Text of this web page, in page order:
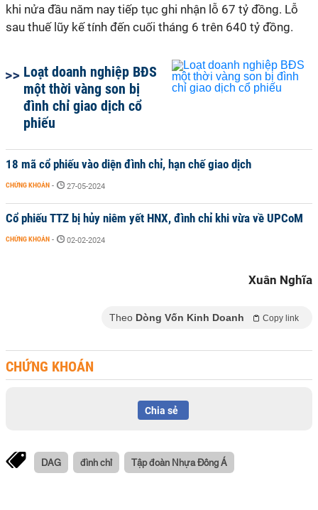
khi nửa đầu năm nay tiếp tục ghi nhận lỗ 67 tỷ đồng. Lỗ
sau thuế lũy kế tính đến cuối tháng 6 trên 640 tỷ đồng.
Loạt doanh nghiệp BĐS
một thời vàng son bị
đình chỉ giao dịch cổ
phiếu
18 mã cổ phiếu vào diện đình chỉ, hạn chế giao dịch
CHỨNG KHOÁN - 27-05-2024
Cổ phiếu TTZ bị hủy niêm yết HNX, đình chỉ khi vừa về UPCoM
CHỨNG KHOÁN - 02-02-2024
Xuân Nghĩa
Theo Dòng Vốn Kinh Doanh Copy link
CHỨNG KHOÁN
Chia sẻ
DAG đình chỉ Tập đoàn Nhựa Đông Á